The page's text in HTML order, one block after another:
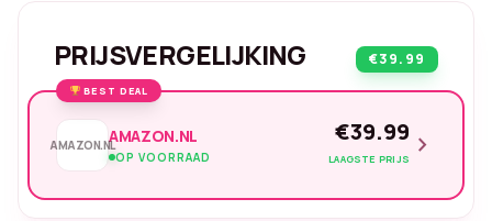
PRIJSVERGELIJKING €39.99
BEST DEAL
AMAZON.NLAMAZON.NL
OP VOORRAAD
€39.99
LAAGSTE PRIJS chevron_right